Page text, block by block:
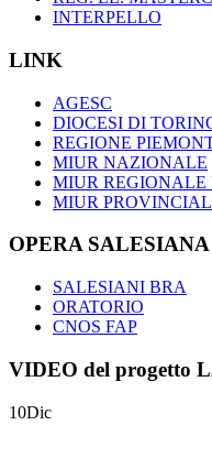
INTERPELLO
LINK
AGESC
DIOCESI DI
REGIONE
MIUR NAZIONALE
MIUR REGIONALE
MIUR
OPERA SALESIANA
SALESIANI BRA
ORATORIO
CNOS FAP
VIDEO del progetto
10Dic